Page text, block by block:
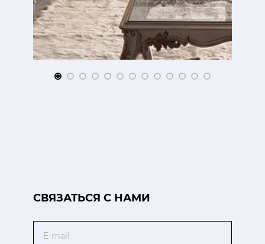
CВЯЗАТЬСЯ С НАМИ